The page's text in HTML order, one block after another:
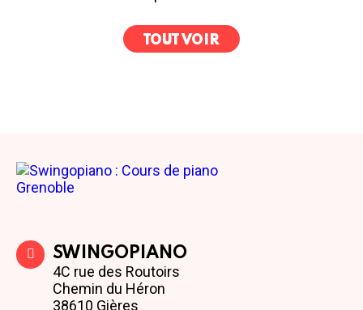
TOUT VOIR
SWINGOPIANO
4C rue des Routoirs
Chemin du Héron
38610 Gières